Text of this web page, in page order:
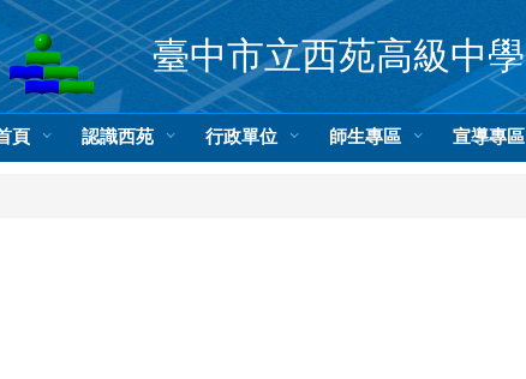
臺中市立西苑高級中學
頁 認識西苑 行政單位 師生專區 宣導專區